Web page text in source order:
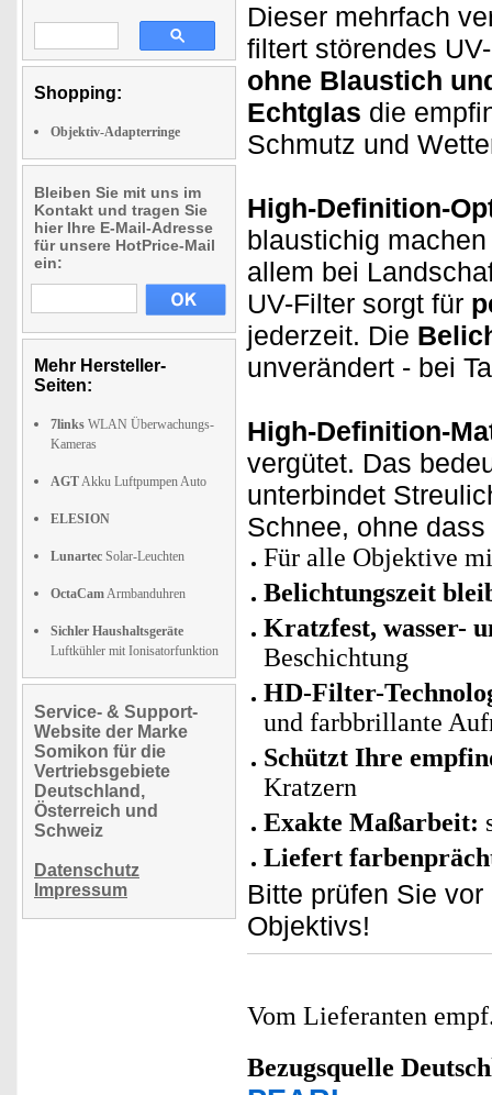
Shopping:
Objektiv-Adapterringe
Bleiben Sie mit uns im
Kontakt und tragen Sie
hier Ihre E-Mail-Adresse
für unsere HotPrice-Mail
ein:
Mehr Hersteller-
Seiten:
7links WLAN Überwachungs-
Kameras
AGTAkku Luftpumpen Auto
ELESION
Lunartec Solar-Leuchten
OctaCamArmbanduhren
Sichler Haushaltsgeräte
Luftkühler mit Ionisatorfunktion
Service- & Support-
Website der Marke
Somikon für die
Vertriebsgebiete
Deutschland,
Österreich und
Schweiz
Datenschutz
Impressum
Dieser mehrfach
filtert störendes
ohne Blaustich
Echtglas die
Schmutz und
High-Definition-
blaustichig
allem bei
UV-Filter sorgt für
jederzeit. Die
unverändert - bei
High-Definition-
vergütet. Das
unterbindet
Schnee, ohne
Für alle Objektive
Belichtungszeit
Kratzfest, wasser-
Beschichtung
HD-Filter-
und farbbrillante
Schützt Ihre
Kratzern
Exakte Maßarbeit:
Liefert
Bitte prüfen Sie
Objektivs!
Vom Lieferanten
Bezugsquelle